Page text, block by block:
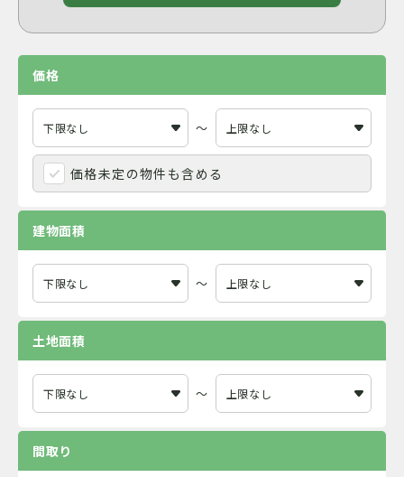
価格
～
価格未定の物件も含める
建物面積
～
土地面積
～
間取り